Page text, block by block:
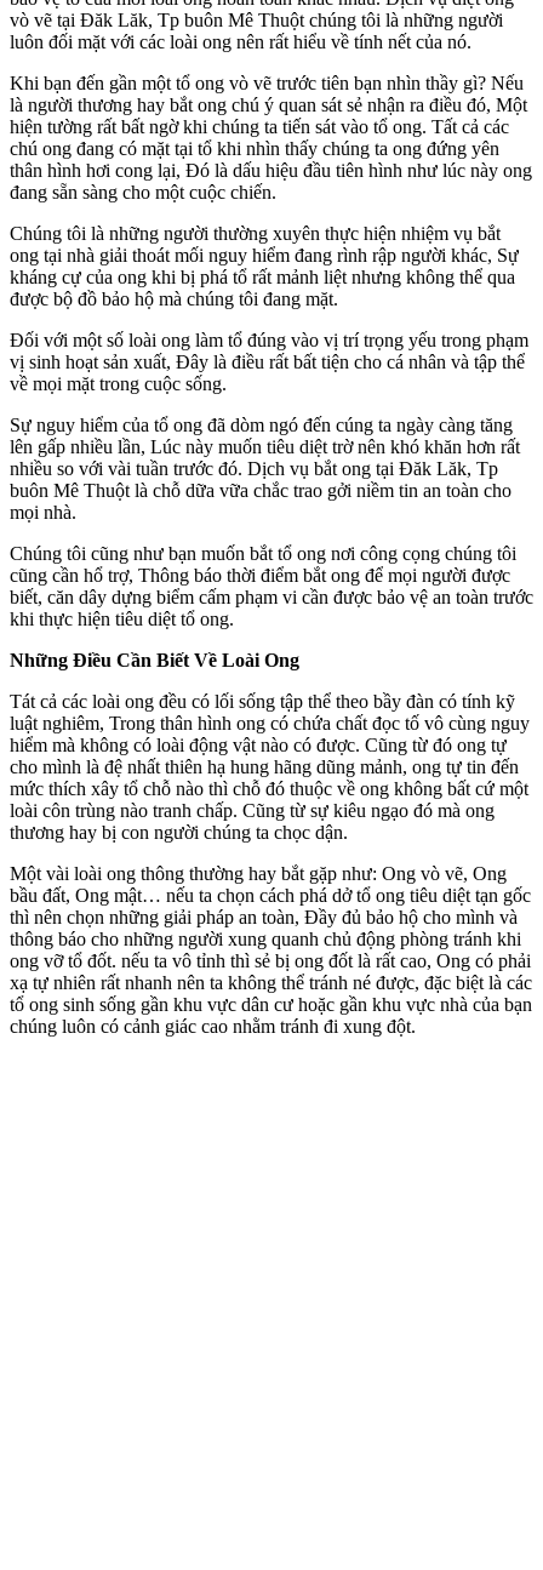
vò vẽ tại Đăk Lăk, Tp buôn Mê Thuột chúng tôi là những người
luôn đối mặt với các loài ong nên rất hiểu về tính nết của nó.
Khi bạn đến gần một tổ ong vò vẽ trước tiên bạn nhìn thầy gì? Nếu
là người thương hay bắt ong chú ý quan sát sẻ nhận ra điều đó, Một
hiện tường rất bất ngờ khi chúng ta tiến sát vào tổ ong. Tất cả các
chú ong đang có mặt tại tổ khi nhìn thấy chúng ta ong đứng yên
thân hình hơi cong lại, Đó là dấu hiệu đầu tiên hình như lúc này ong
đang sẵn sàng cho một cuộc chiến.
Chúng tôi là những người thường xuyên thực hiện nhiệm vụ bắt
ong tại nhà giải thoát mối nguy hiểm đang rình rập người khác, Sự
kháng cự của ong khi bị phá tổ rất mảnh liệt nhưng không thể qua
được bộ đồ bảo hộ mà chúng tôi đang mặt.
Đối với một số loài ong làm tổ đúng vào vị trí trọng yếu trong phạm
vị sinh hoạt sản xuất, Đây là điều rất bất tiện cho cá nhân và tập thể
về mọi mặt trong cuộc sống.
Sự nguy hiểm của tổ ong đã dòm ngó đến cúng ta ngày càng tăng
lên gấp nhiều lần, Lúc này muốn tiêu diệt trờ nên khó khăn hơn rất
nhiều so với vài tuần trước đó. Dịch vụ bắt ong tại Đăk Lăk, Tp
buôn Mê Thuột là chỗ dữa vữa chắc trao gởi niềm tin an toàn cho
mọi nhà.
Chúng tôi cũng như bạn muốn bắt tổ ong nơi công cọng chúng tôi
cũng cần hổ trợ, Thông báo thời điểm bắt ong để mọi người được
biết, căn dây dựng biểm cấm phạm vi cần được bảo vệ an toàn trước
khi thực hiện tiêu diệt tổ ong.
Những Điều Cần Biết Về Loài Ong
Tát cả các loài ong đều có lối sống tập thể theo bầy đàn có tính kỹ
luật nghiêm, Trong thân hình ong có chứa chất đọc tố vô cùng nguy
hiểm mà không có loài động vật nào có được. Cũng từ đó ong tự
cho mình là đệ nhất thiên hạ hung hãng dũng mảnh, ong tự tin đến
mức thích xây tổ chỗ nào thì chỗ đó thuộc về ong không bất cứ một
loài côn trùng nào tranh chấp. Cũng từ sự kiêu ngạo đó mà ong
thương hay bị con người chúng ta chọc dận.
Một vài loài ong thông thường hay bắt gặp như: Ong vò vẽ, Ong
bầu đất, Ong mật… nếu ta chọn cách phá dở tổ ong tiêu diệt tạn gốc
thì nên chọn những giải pháp an toàn, Đầy đủ bảo hộ cho mình và
thông báo cho những người xung quanh chủ động phòng tránh khi
ong vỡ tổ đốt. nếu ta vô tỉnh thì sẻ bị ong đốt là rất cao, Ong có phải
xạ tự nhiên rất nhanh nên ta không thể tránh né được, đặc biệt là các
tổ ong sinh sống gần khu vực dân cư hoặc gần khu vực nhà của bạn
chúng luôn có cảnh giác cao nhằm tránh đi xung đột.